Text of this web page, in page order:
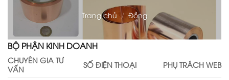
Trang chủ / Đồng
BỘ PHẬN KINH DOANH
CHUYÊN GIA TƯ
VẤN
SỐ ĐIỆN THOẠI PHỤ TRÁCH WEB